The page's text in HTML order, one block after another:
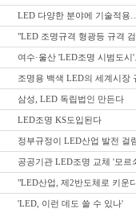
LED 다양한 분야에 기술적용
"LED 조명규격 형광등 규격
여수·울산 'LED조명 시범도시'
조명용 백색 LED의 세계시장
삼성, LED 독립법인 만든다
LED조명 KS도입된다
정부규정이 LED산업 발전 걸
공공기관 LED조명 교체 '모르
"LED산업, 제2반도체로 키운
'LED, 이런 데도 쓸 수 있나'